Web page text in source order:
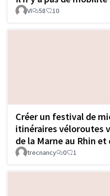
VI 58 10
Créer un festival de
itinéraires véloroutes
de la Marne au Rhin
trecnancy 0 1